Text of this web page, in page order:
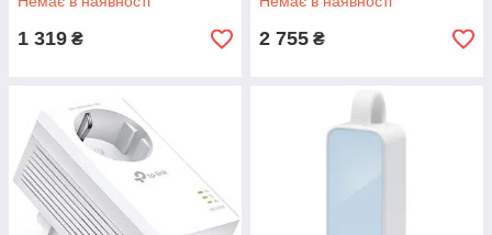
1 319 ₴ 2 755 ₴